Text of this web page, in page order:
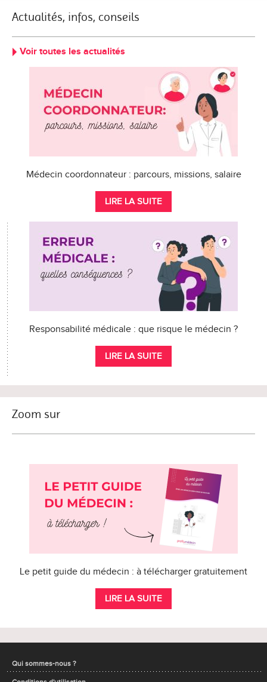
Actualités, infos, conseils
Voir toutes les actualités
Médecin coordonnateur : parcours, missions, salaire
LIRE LA SUITE
Responsabilité médicale : que risque le médecin ?
LIRE LA SUITE
Zoom sur
Le petit guide du médecin : à télécharger gratuitement
LIRE LA SUITE
Qui sommes-nous ?